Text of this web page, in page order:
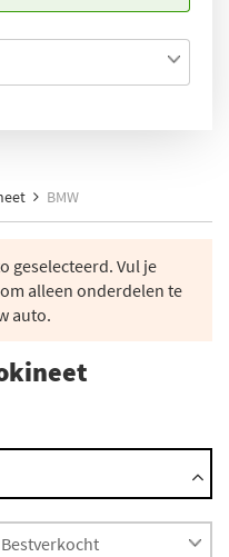
BMW
geselecteerd. Vul je
alleen onderdelen te
auto.